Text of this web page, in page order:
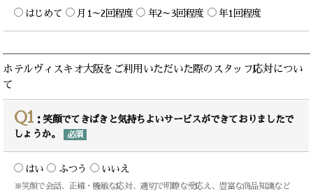
はじめて 月1～2回程度 年2～3回程度 年1回程度
ホテルヴィスキオ大阪をご利用いただいた際のスタッフ応対につい
て
Q1 ：笑顔でてきぱきと気持ちよいサービスができておりましたで
しょうか。
必須
はい ふつう いいえ
※笑顔で会話、正確・機敏な応対、適切で明瞭な受応え、豊富な商品知識など